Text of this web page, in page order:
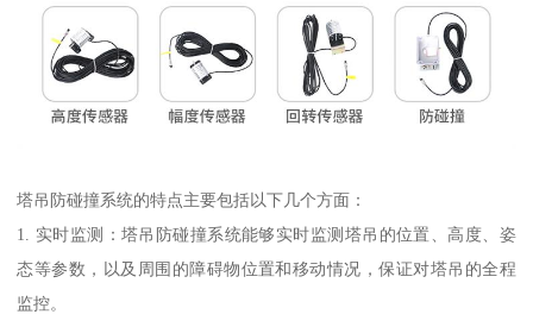
塔吊防碰撞系统的特点主要包括以下几个方面：
1. 实时监测：塔吊防碰撞系统能够实时监测塔吊的位置、高度、姿
态等参数，以及周围的障碍物位置和移动情况，保证对塔吊的全程
监控。